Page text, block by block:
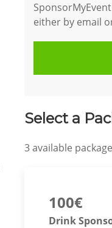
either by email
Select a
3available
100€
Drink